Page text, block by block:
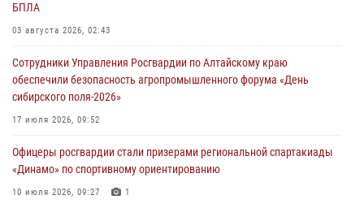
БПЛА
03 августа 2026, 02:43
Сотрудники Управления Росгвардии по Алтайскому краю
обеспечили безопасность агропромышленного форума «День
сибирского поля-2026»
17 июля 2026, 09:52
Офицеры росгвардии стали призерами региональной спартакиады
«Динамо» по спортивному ориентированию
10 июля 2026, 09:27 1